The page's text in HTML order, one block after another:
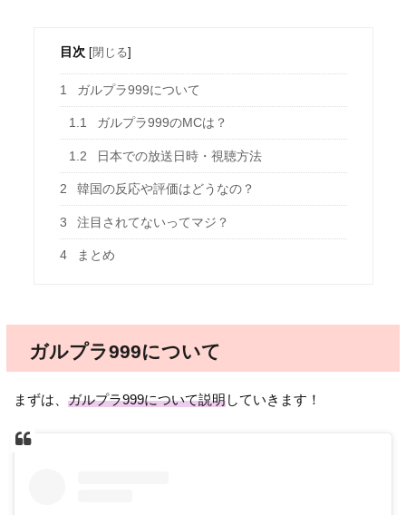
目次 [閉じる]
1 ガルプラ999について
1.1 ガルプラ999のMCは？
1.2 日本での放送日時・視聴方法
2 韓国の反応や評価はどうなの？
3 注目されてないってマジ？
4 まとめ
ガルプラ999について
まずは、ガルプラ999について説明していきます！